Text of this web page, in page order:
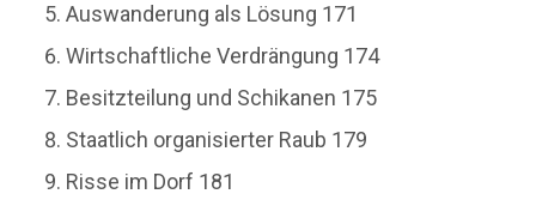
Auswanderung als Lösung 171
Wirtschaftliche Verdrängung 174
Besitzteilung und Schikanen 175
Staatlich organisierter Raub 179
Risse im Dorf 181